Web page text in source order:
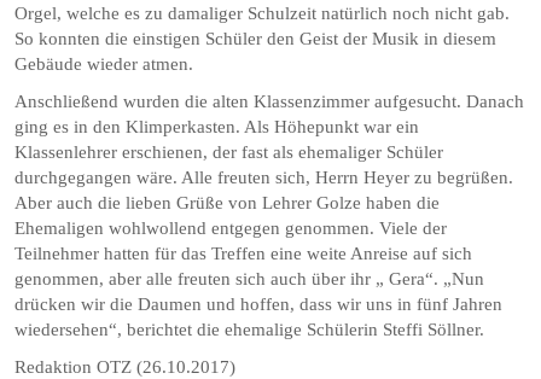
Orgel, welche es zu damaliger Schulzeit natürlich noch nicht gab.
So konnten die einstigen Schüler den Geist der Musik in diesem
Gebäude wieder atmen.
Anschließend wurden die alten Klassenzimmer aufgesucht. Danach
ging es in den Klimperkasten. Als Höhepunkt war ein
Klassenlehrer erschienen, der fast als ehemaliger Schüler
durchgegangen wäre. Alle freuten sich, Herrn Heyer zu begrüßen.
Aber auch die lieben Grüße von Lehrer Golze haben die
Ehemaligen wohlwollend entgegen genommen. Viele der
Teilnehmer hatten für das Treffen eine weite Anreise auf sich
genommen, aber alle freuten sich auch über ihr „ Gera“. „Nun
drücken wir die Daumen und hoffen, dass wir uns in fünf Jahren
wiedersehen“, berichtet die ehemalige Schülerin Steffi Söllner.
Redaktion OTZ (26.10.2017)